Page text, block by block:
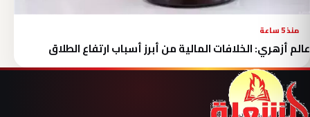
منذ 5 ساعة
عالم أزهري: الخلافات المالية من أبرز أسباب ارتفاع الطلاق